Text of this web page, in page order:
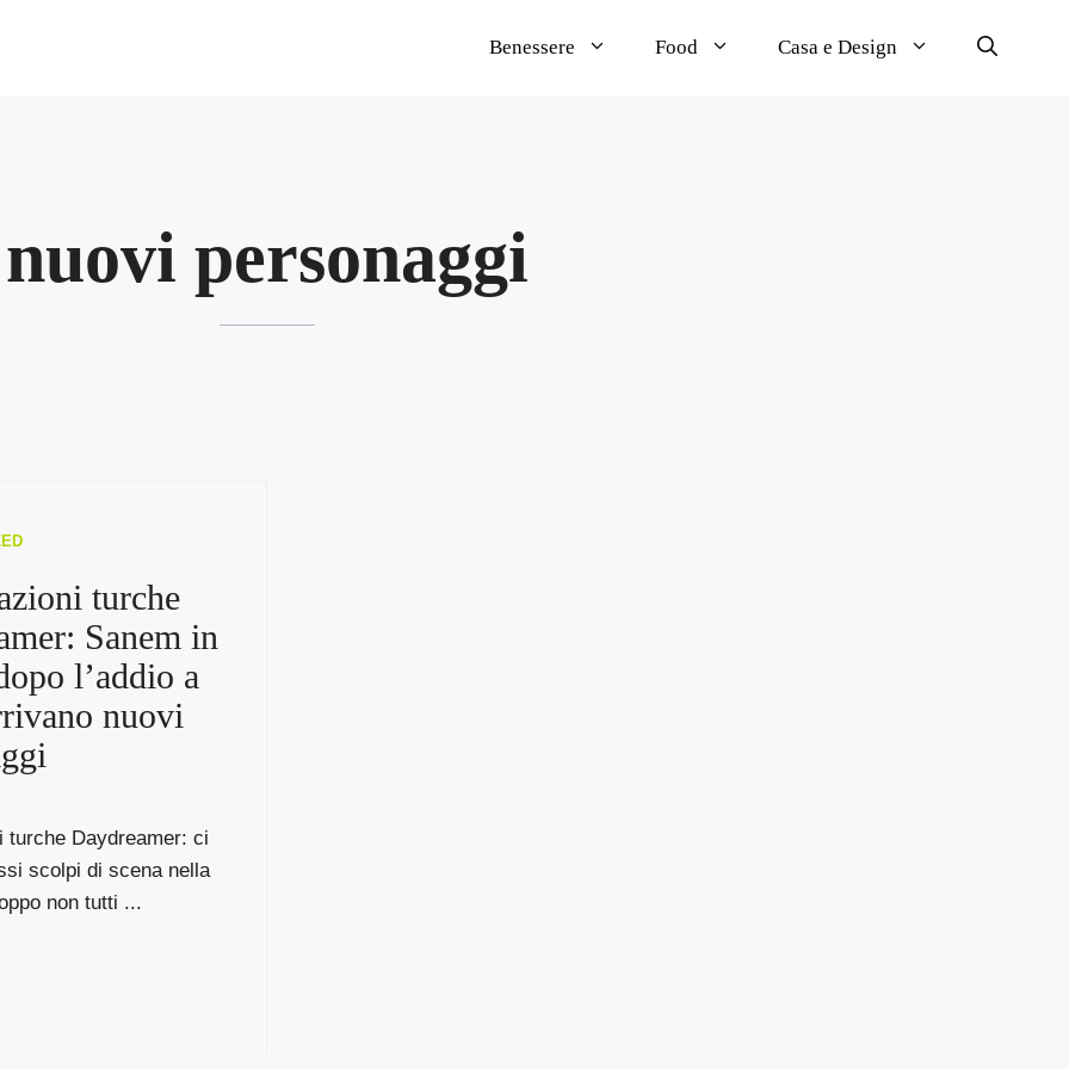
Benessere Food Casa e Design
nuovi personaggi
turche
Sanem in
l’addio a
nuovi
turche Daydreamer: ci
scolpi di scena nella
non tutti ...